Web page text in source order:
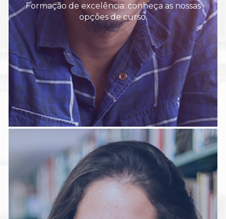
Formação de excelência: conheça as nossas
opções de curso.